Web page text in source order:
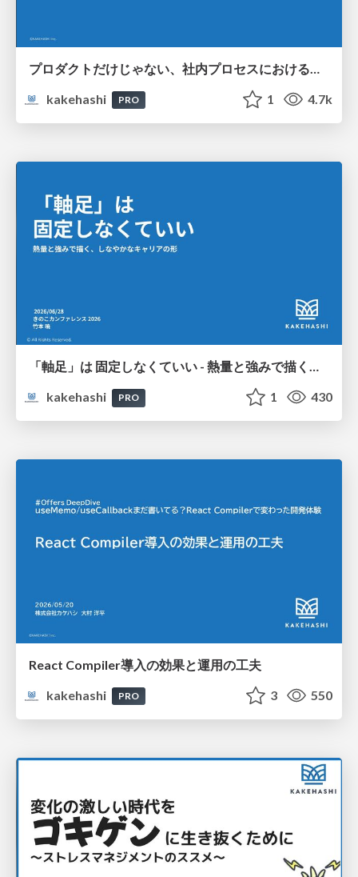
プロダクトだけじゃない、社内プロセスにおける自動化・省力化ノススメ
kakehashi
PRO 1 4.7k
「軸足」は 固定しなくていい - 熱量と強みで描く、しなやかなキャリアの形
kakehashi
PRO 1 430
React Compiler導入の効果と運用の工夫
kakehashi
PRO 3 550